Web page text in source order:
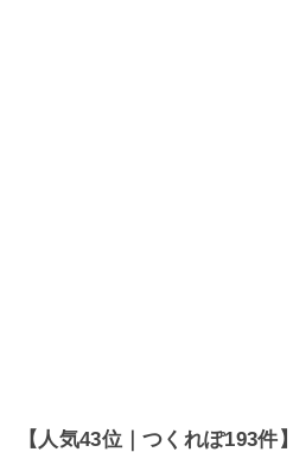
【人気43位｜つくれぽ193件